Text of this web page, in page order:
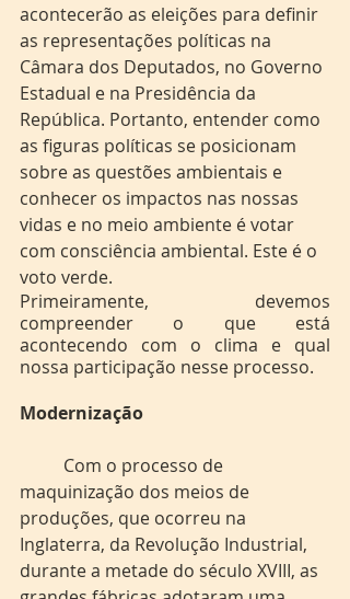
acontecerão as eleições para definir
as representações políticas na
Câmara dos Deputados, no Governo
Estadual e na Presidência da
República. Portanto, entender como
as figuras políticas se posicionam
sobre as questões ambientais e
conhecer os impactos nas nossas
vidas e no meio ambiente é votar
com consciência ambiental. Este é o
voto verde.
Primeiramente, devemos
compreender o que está
acontecendo com o clima e qual
nossa participação nesse processo.
Modernização
maquinização dos meios de
produções, que ocorreu na
Inglaterra, da Revolução Industrial,
durante a metade do século XVIII, as